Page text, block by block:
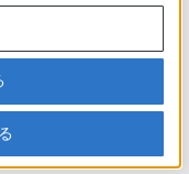
知らせ